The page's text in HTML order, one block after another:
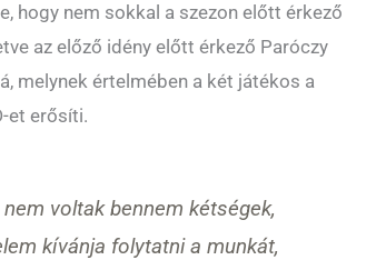
hogy nem sokkal a szezon előtt érkező
az előző idény előtt érkező Paróczy
melynek értelmében a két játékos a
et erősíti.
voltak bennem kétségek,
kívánja folytatni a munkát,